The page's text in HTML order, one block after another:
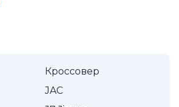
Кроссовер
JAC